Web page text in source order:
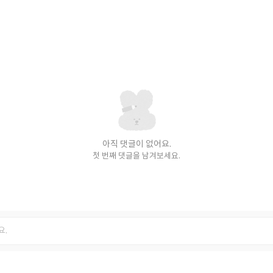
아직 댓글이 없어요.
첫 번째 댓글을 남겨보세요.